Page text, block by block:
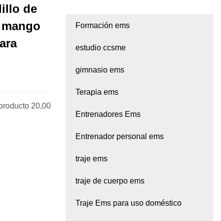
de
20,00
Formación ems
estudio ccsme
gimnasio ems
Terapia ems
Entrenadores Ems
Entrenador personal ems
traje ems
traje de cuerpo ems
Traje Ems para uso doméstico